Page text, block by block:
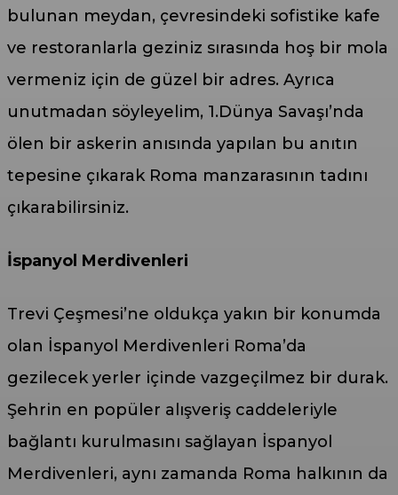
bulunan meydan, çevresindeki sofistike kafe
ve restoranlarla geziniz sırasında hoş bir mola
vermeniz için de güzel bir adres. Ayrıca
unutmadan söyleyelim, 1.Dünya Savaşı’nda
ölen bir askerin anısında yapılan bu anıtın
tepesine çıkarak Roma manzarasının tadını
çıkarabilirsiniz.
İspanyol Merdivenleri
Trevi Çeşmesi’ne oldukça yakın bir konumda
olan İspanyol Merdivenleri Roma’da
gezilecek yerler içinde vazgeçilmez bir durak.
Şehrin en popüler alışveriş caddeleriyle
bağlantı kurulmasını sağlayan İspanyol
Merdivenleri, aynı zamanda Roma halkının da